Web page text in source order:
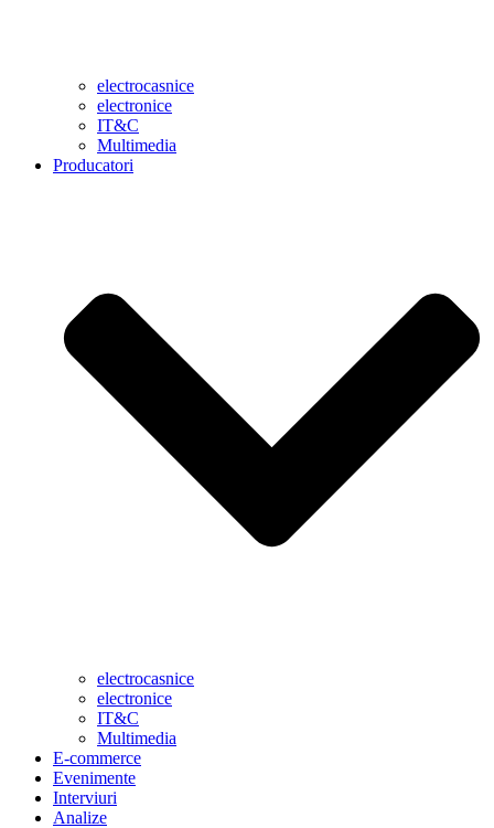
electrocasnice
electronice
IT&C
Multimedia
Producatori
electrocasnice
electronice
IT&C
Multimedia
E-commerce
Evenimente
Interviuri
Analize